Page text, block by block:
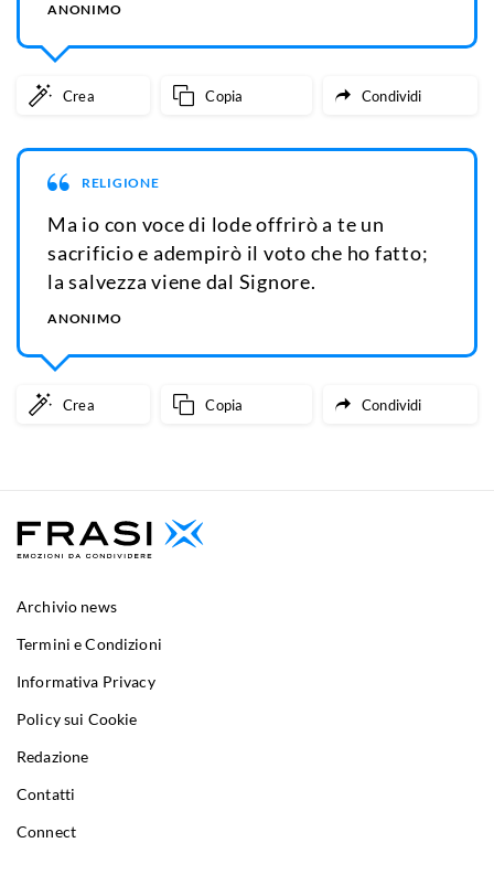
ANONIMO
Crea Copia Condividi
RELIGIONE
Ma io con voce di lode offrirò a te un
sacrificio e adempirò il voto che ho fatto;
la salvezza viene dal Signore.
ANONIMO
Crea Copia Condividi
Archivio news
Termini e Condizioni
Informativa Privacy
Policy sui Cookie
Redazione
Contatti
Connect